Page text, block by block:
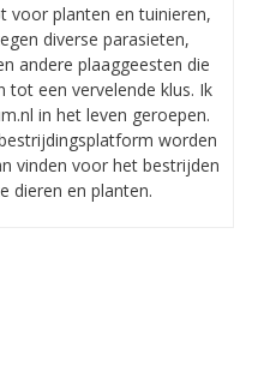
voor planten en tuinieren,
diverse parasieten,
andere plaaggeesten die
tot een vervelende klus. Ik
in het leven geroepen.
worden
vinden voor het bestrijden
dieren en planten.